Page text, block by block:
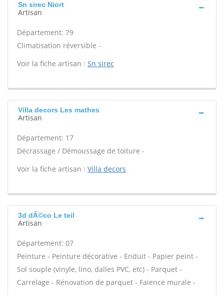
Sn sirec Niort
Artisan
Département: 79
Climatisation réversible -
Voir la fiche artisan : Sn sirec
Villa decors Les mathes
Artisan
Département: 17
Décrassage / Démoussage de toiture -
Voir la fiche artisan : Villa decors
3d dÃ©co Le teil
Artisan
Département: 07
Peinture - Peinture décorative - Enduit - Papier peint -
Sol souple (vinyle, lino, dalles PVC, etc) - Parquet -
Carrelage - Rénovation de parquet - Faïence murale -